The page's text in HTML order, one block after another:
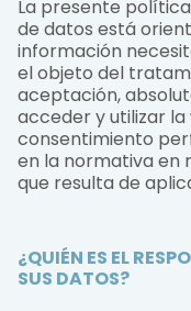
La presente
de datos está
información
el objeto del
aceptación,
acceder y utilizar la
consentimiento
en la normativa en
que resulta de
¿QUIÉN ES EL
SUS DATOS?